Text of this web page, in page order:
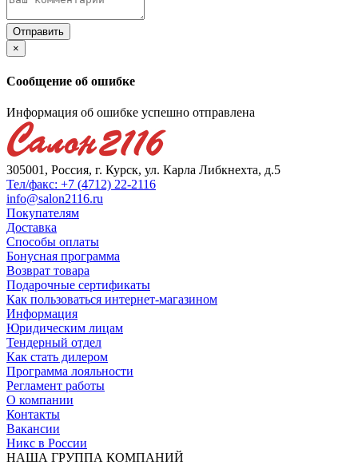
×
Сообщение об ошибке
Информация об ошибке успешно отправлена
305001, Россия, г. Курск, ул. Карла Либкнехта, д.5
Тел/факс: +7 (4712) 22-2116
info@salon2116.ru
Покупателям
Доставка
Способы оплаты
Бонусная программа
Возврат товара
Подарочные сертификаты
Как пользоваться интернет-магазином
Информация
Юридическим лицам
Тендерный отдел
Как стать дилером
Программа лояльности
Регламент работы
О компании
Контакты
Вакансии
Никс в России
НАША ГРУППА КОМПАНИЙ